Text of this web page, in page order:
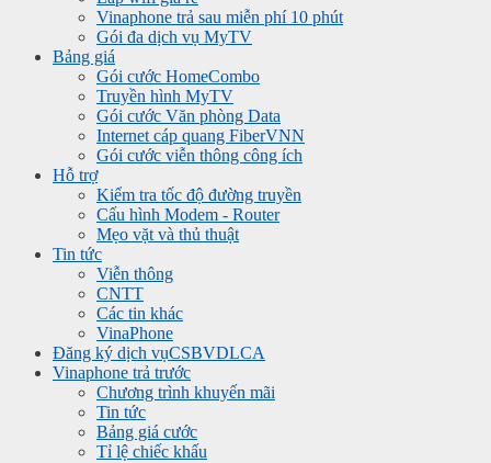
Vinaphone trả sau miễn phí 10 phút
Gói đa dịch vụ MyTV
Bảng giá
Gói cước HomeCombo
Truyền hình MyTV
Gói cước Văn phòng Data
Internet cáp quang FiberVNN
Gói cước viễn thông công ích
Hỗ trợ
Kiểm tra tốc độ đường truyền
Cấu hình Modem - Router
Mẹo vặt và thủ thuật
Tin tức
Viễn thông
CNTT
Các tin khác
VinaPhone
Đăng ký dịch vụCSBVDLCA
Vinaphone trả trước
Chương trình khuyến mãi
Tin tức
Bảng giá cước
Tỉ lệ chiếc khấu